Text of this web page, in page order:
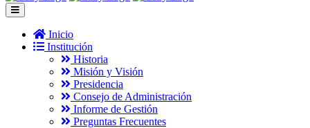
Inicio
Institución
Historia
Misión y Visión
Presidencia
Consejo de Administración
Informe de Gestión
Preguntas Frecuentes